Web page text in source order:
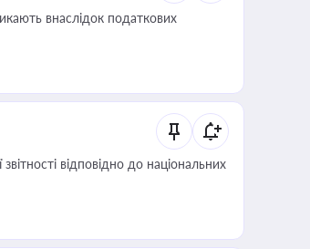
внаслідок податкових
відповідно до національних